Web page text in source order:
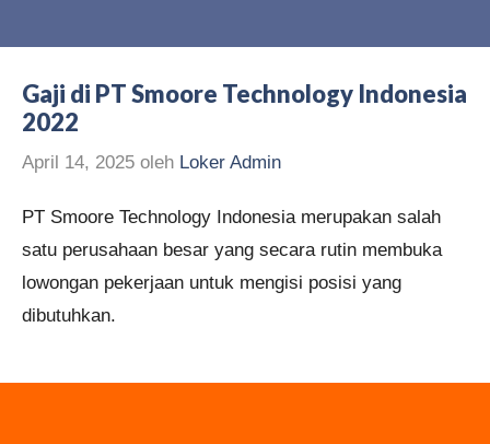
Gaji di PT Smoore Technology Indonesia
2022
April 14, 2025 oleh Loker Admin
PT Smoore Technology Indonesia merupakan salah
satu perusahaan besar yang secara rutin membuka
lowongan pekerjaan untuk mengisi posisi yang
dibutuhkan.